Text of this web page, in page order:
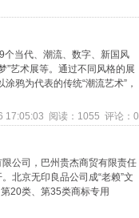
个当代、潮流、数字、新国风
”艺术展等。通过不同风格的展
鸦为代表的传统“潮流艺术”，
17:05:03 阅读：1055 评论：0
公司，巴州贵杰商贸有限责任
北京无印良品公司成“老赖”文
20类、第35类商标专用